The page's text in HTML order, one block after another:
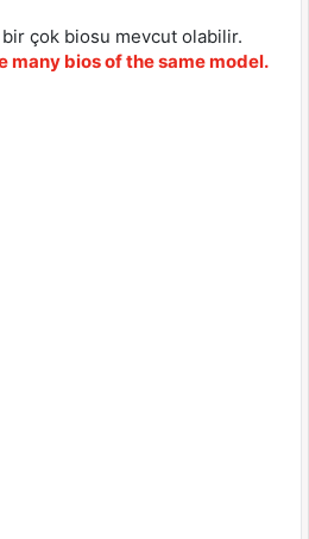
bir çok biosu mevcut olabilir.
many bios of the same model.